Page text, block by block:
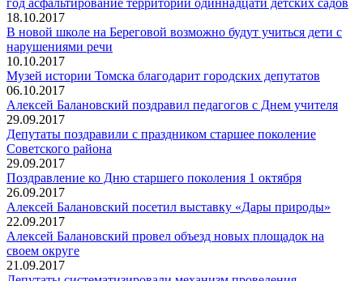
год асфальтирование территорий одиннадцати детских садов
18.10.2017
В новой школе на Береговой возможно будут учиться дети с
нарушениями речи
10.10.2017
Музей истории Томска благодарит городских депутатов
06.10.2017
Алексей Балановский поздравил педагогов с Днем учителя
29.09.2017
Депутаты поздравили с праздником старшее поколение
Советского района
29.09.2017
Поздравление ко Дню старшего поколения 1 октября
26.09.2017
Алексей Балановский посетил выставку «Дары природы»
22.09.2017
Алексей Балановский провел объезд новых площадок на
своем округе
21.09.2017